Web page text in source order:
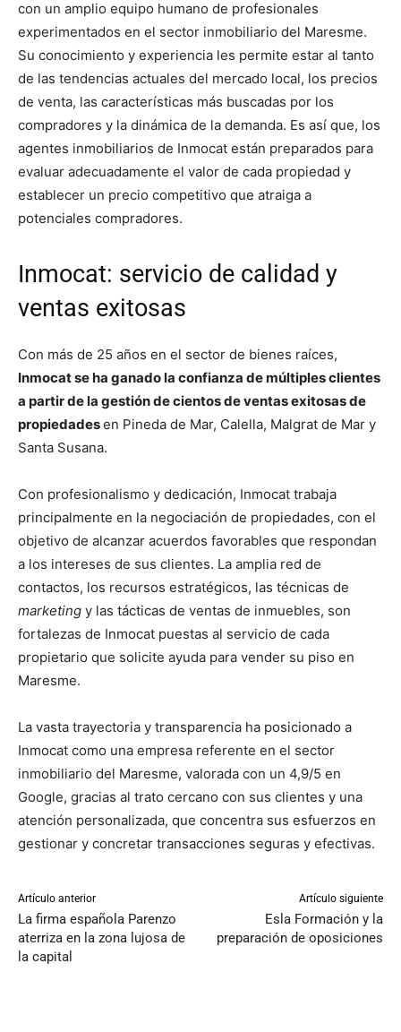
con un amplio equipo humano de profesionales
experimentados en el sector inmobiliario del Maresme.
Su conocimiento y experiencia les permite estar al tanto
de las tendencias actuales del mercado local, los precios
de venta, las características más buscadas por los
compradores y la dinámica de la demanda. Es así que, los
agentes inmobiliarios de Inmocat están preparados para
evaluar adecuadamente el valor de cada propiedad y
establecer un precio competitivo que atraiga a
potenciales compradores.
Inmocat: servicio de calidad y
ventas exitosas
Con más de 25 años en el sector de bienes raíces,
Inmocat se ha ganado la confianza de múltiples clientes
a partir de la gestión de cientos de ventas exitosas de
propiedadesen Pineda de Mar, Calella, Malgrat de Mar y
Santa Susana.
Con profesionalismo y dedicación, Inmocat trabaja
principalmente en la negociación de propiedades, con el
objetivo de alcanzar acuerdos favorables que respondan
a los intereses de sus clientes. La amplia red de
contactos, los recursos estratégicos, las técnicas de
marketing y las tácticas de ventas de inmuebles, son
fortalezas de Inmocat puestas al servicio de cada
propietario que solicite ayuda para vender su piso en
Maresme.
La vasta trayectoria y transparencia ha posicionado a
Inmocat como una empresa referente en el sector
inmobiliario del Maresme, valorada con un 4,9/5 en
Google, gracias al trato cercano con sus clientes y una
atención personalizada, que concentra sus esfuerzos en
gestionar y concretar transacciones seguras y efectivas.
Artículo anterior
La firma española Parenzo
aterriza en la zona lujosa de
la capital
Artículo siguiente
Esla Formación y la
preparación de oposiciones